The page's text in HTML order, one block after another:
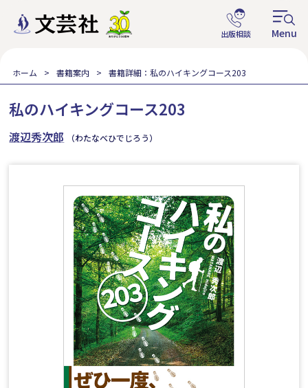
ホーム 書籍案内 書籍詳細：私のハイキングコース203
私のハイキングコース203
渡辺秀次郎 （わたなべひでじろう）